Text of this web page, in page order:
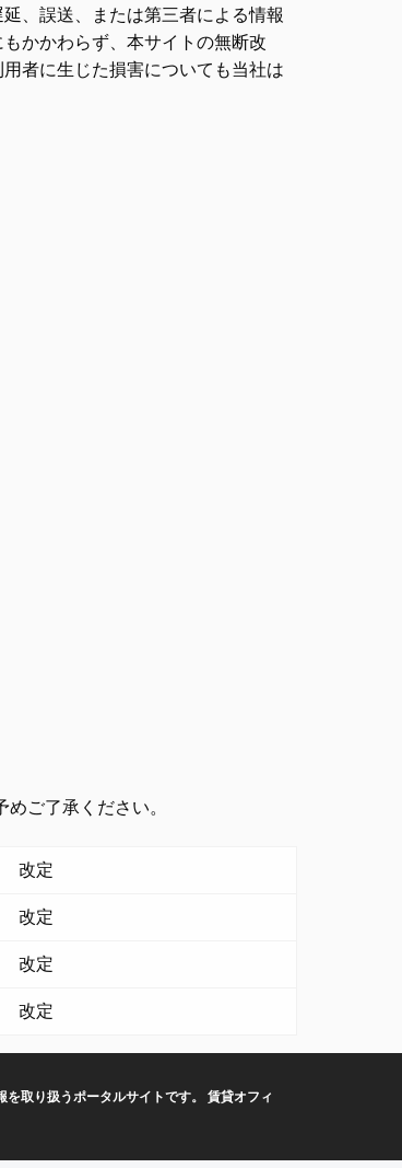
、誤送、または第三者による情報
かかわらず、本サイトの無断改
者に生じた損害についても当社は
ご了承ください。
改定
改定
改定
改定
取り扱うポータルサイトです。 賃貸オフィ